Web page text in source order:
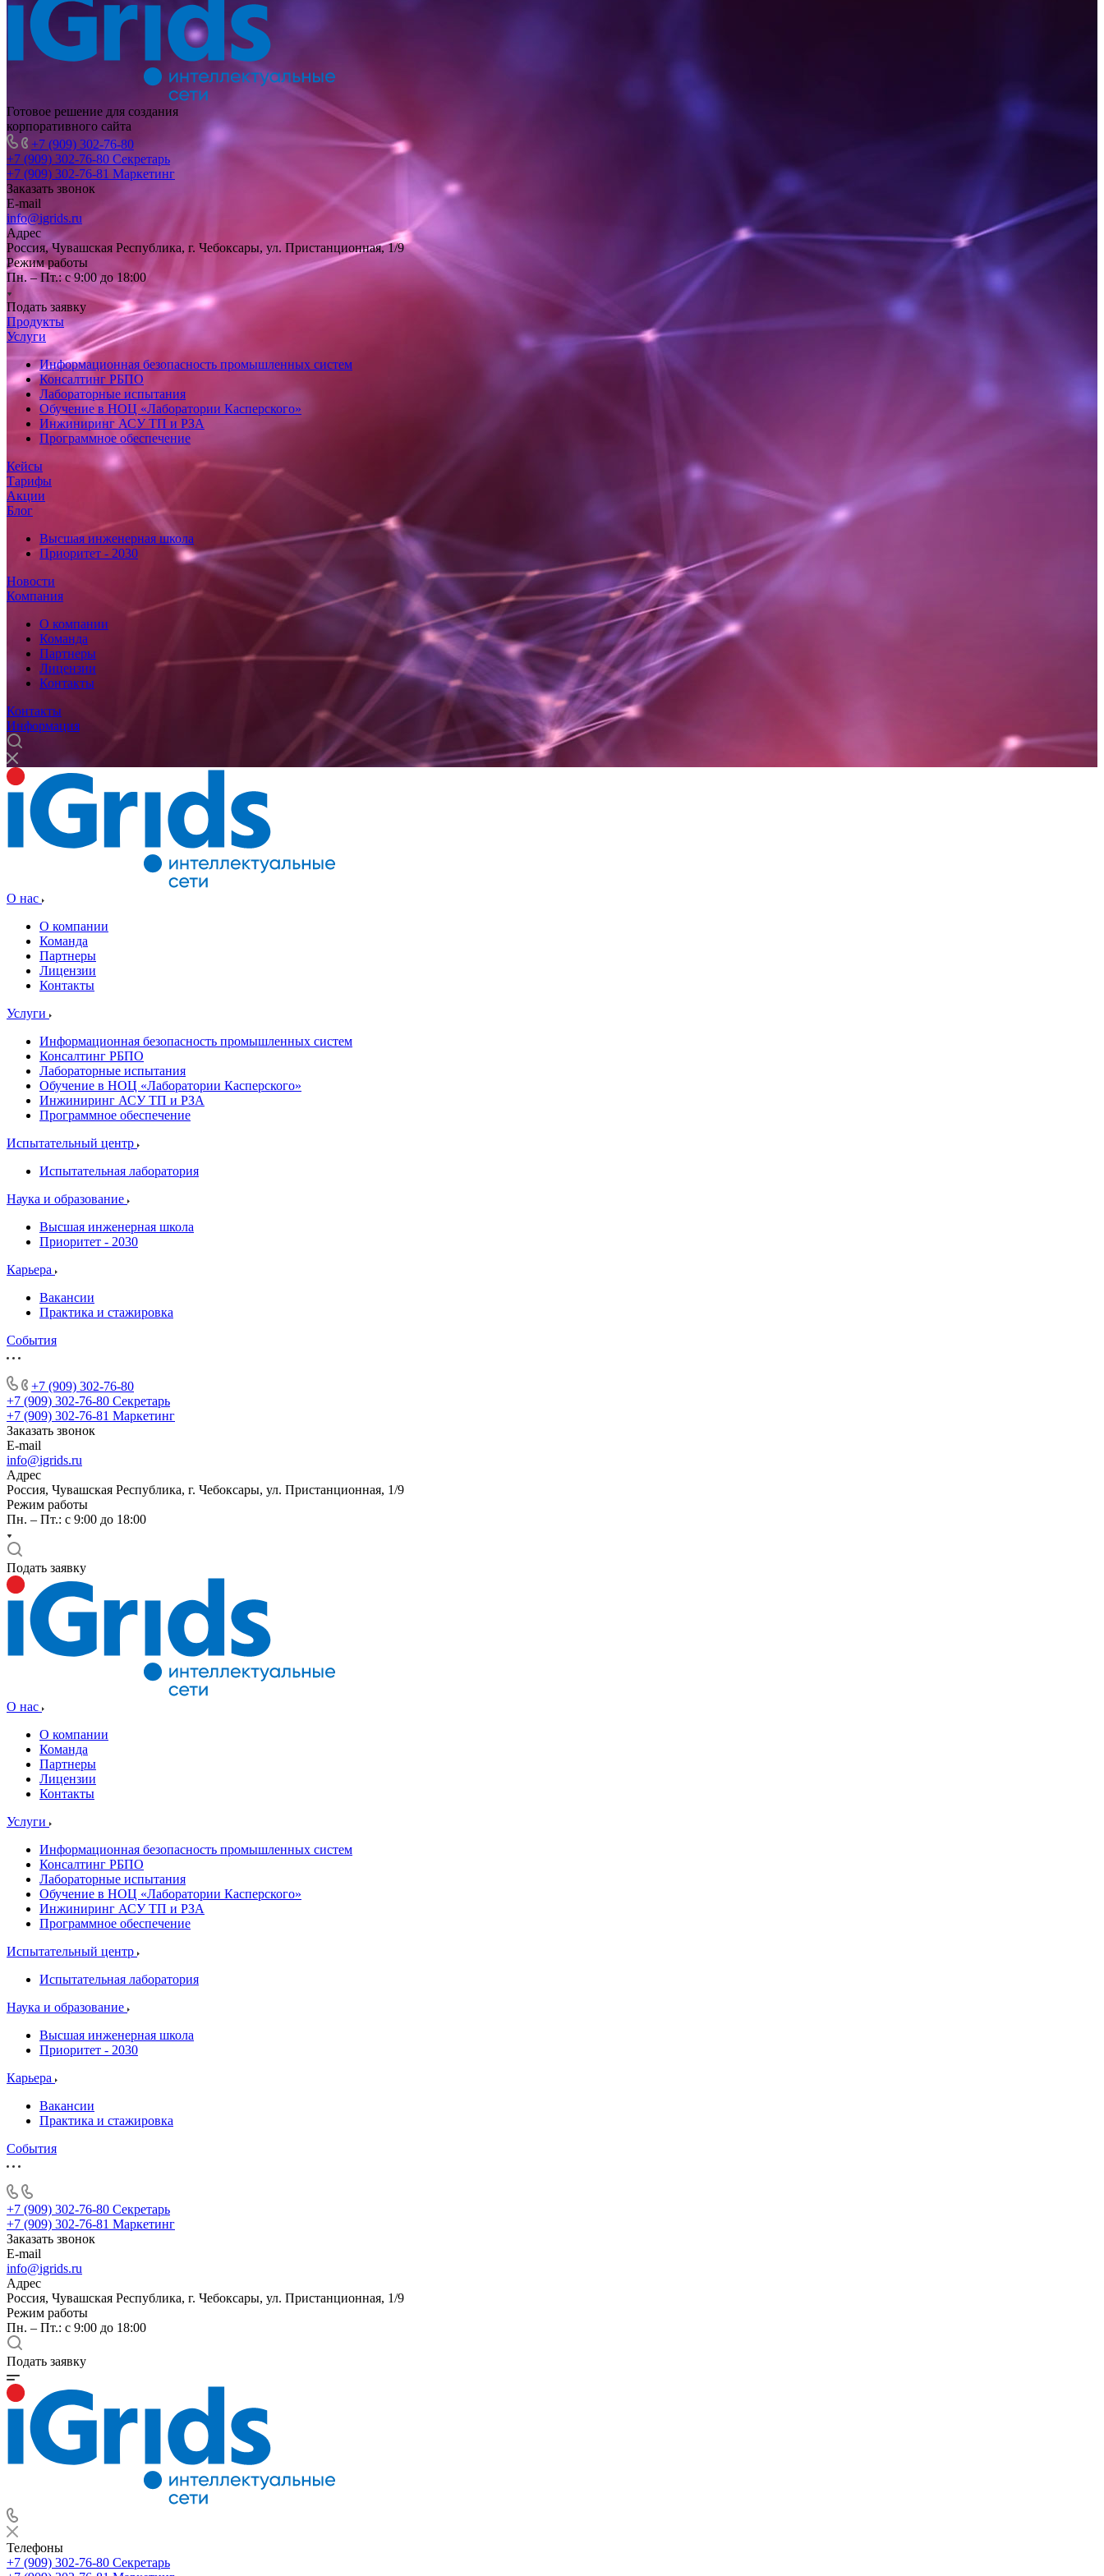
Готовое решение для создания
корпоративного сайта
+7 (909) 302-76-80
+7 (909) 302-76-80 Секретарь
+7 (909) 302-76-81 Маркетинг
Заказать звонок
E-mail
info@igrids.ru
Адрес
Россия, Чувашская Республика, г. Чебоксары, ул. Пристанционная, 1/9
Режим работы
Пн. – Пт.: с 9:00 до 18:00
Подать заявку
Продукты
Услуги
Информационная безопасность промышленных систем
Консалтинг РБПО
Лабораторные испытания
Обучение в НОЦ «Лаборатории Касперского»
Инжиниринг АСУ ТП и РЗА
Программное обеспечение
Кейсы
Тарифы
Акции
Блог
Высшая инженерная школа
Приоритет - 2030
Новости
Компания
О компании
Команда
Партнеры
Лицензии
Контакты
Контакты
Информация
О нас
О компании
Команда
Партнеры
Лицензии
Контакты
Услуги
Информационная безопасность промышленных систем
Консалтинг РБПО
Лабораторные испытания
Обучение в НОЦ «Лаборатории Касперского»
Инжиниринг АСУ ТП и РЗА
Программное обеспечение
Испытательный центр
Испытательная лаборатория
Наука и образование
Высшая инженерная школа
Приоритет - 2030
Карьера
Вакансии
Практика и стажировка
События
+7 (909) 302-76-80
+7 (909) 302-76-80 Секретарь
+7 (909) 302-76-81 Маркетинг
Заказать звонок
E-mail
info@igrids.ru
Адрес
Россия, Чувашская Республика, г. Чебоксары, ул. Пристанционная, 1/9
Режим работы
Пн. – Пт.: с 9:00 до 18:00
Подать заявку
О нас
О компании
Команда
Партнеры
Лицензии
Контакты
Услуги
Информационная безопасность промышленных систем
Консалтинг РБПО
Лабораторные испытания
Обучение в НОЦ «Лаборатории Касперского»
Инжиниринг АСУ ТП и РЗА
Программное обеспечение
Испытательный центр
Испытательная лаборатория
Наука и образование
Высшая инженерная школа
Приоритет - 2030
Карьера
Вакансии
Практика и стажировка
События
+7 (909) 302-76-80 Секретарь
+7 (909) 302-76-81 Маркетинг
Заказать звонок
E-mail
info@igrids.ru
Адрес
Россия, Чувашская Республика, г. Чебоксары, ул. Пристанционная, 1/9
Режим работы
Пн. – Пт.: с 9:00 до 18:00
Подать заявку
Телефоны
+7 (909) 302-76-80 Секретарь